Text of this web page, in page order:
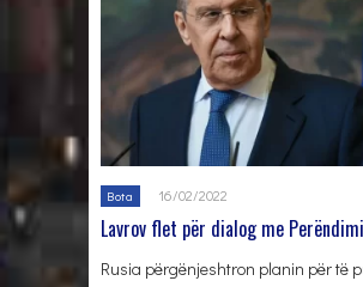
Bota 16/02/2022
Lavrov flet për dialog me
Rusia përgënjeshtron planin për të